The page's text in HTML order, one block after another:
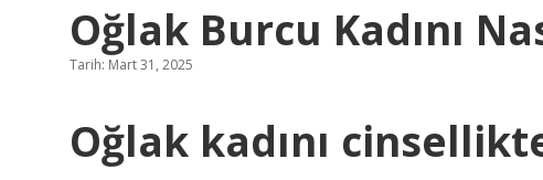
Oğlak Burcu Kadını
Tarih: Mart 31, 2025
Oğlak kadını